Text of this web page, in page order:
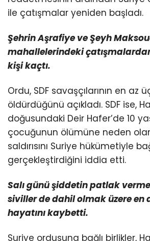
ile çatışmalar yeniden başladı.
Şehrin Aşrafiye ve Şeyh
mahallelerindeki
kişi kaçtı.
Ordu, SDF savaşçılarının en az
öldürdüğünü açıkladı. SDF ise,
doğusundaki Deir Hafer’de 10
çocuğunun ölümüne neden
saldırısını Suriye hükümetiyle
gerçekleştirdiğini iddia etti.
Salı günü şiddetin patlak
siviller de dahil olmak üzere en
hayatını kaybetti.
Suriye ordusuna bağlı birlikler,